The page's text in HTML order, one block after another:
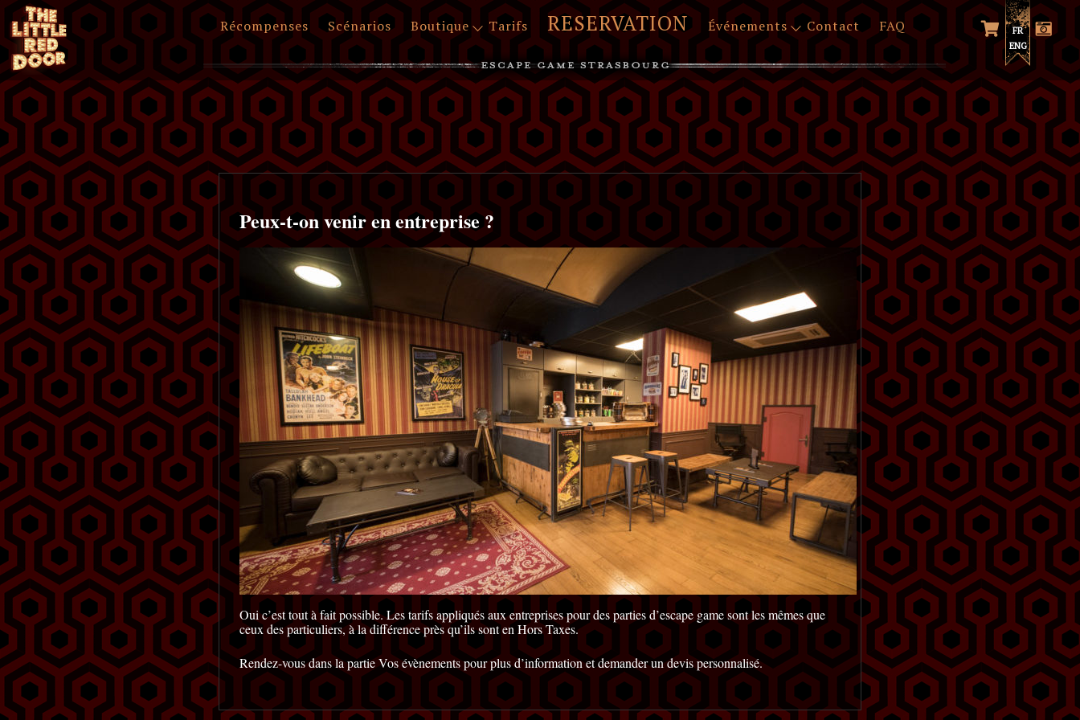
Récompenses Scénarios Boutique Tarifs RESERVATION Événements Contact FAQ
FR
ENG
Peux-t-on venir en entreprise ?
Oui c’est tout à fait possible. Les tarifs appliqués aux entreprises pour des parties d’escape game sont les mêmes que
ceux des particuliers, à la différence près qu’ils sont en Hors Taxes.
Rendez-vous dans la partie Vos évènements pour plus d’information et demander un devis personnalisé.